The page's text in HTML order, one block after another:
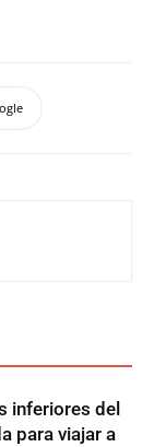
inferiores del
para viajar a